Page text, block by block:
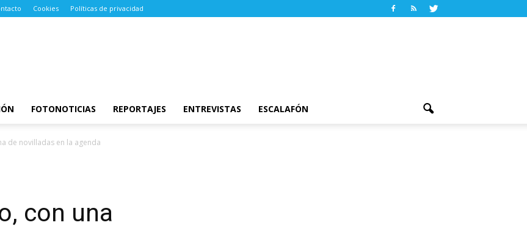
Cookies Políticas de privacidad
FOTONOTICIAS REPORTAJES ENTREVISTAS ESCALAFÓN
de novilladas en la agenda
con una